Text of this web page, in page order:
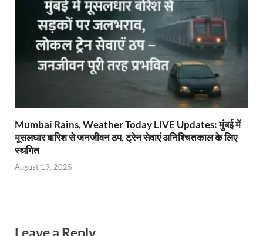
Mumbai Rains, Weather Today LIVE Updates: मुंबई में
मूसलधार बारिश से जनजीवन ठप, ट्रेन सेवाएं अनिश्चितकाल के लिए
स्थगित
August 19, 2025
Leave a Reply